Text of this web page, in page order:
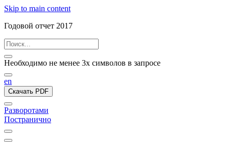
Skip to main content
Годовой отчет 2017
Необходимо не менее 3х символов в запросе
en
Скачать PDF
Разворотами
Постранично